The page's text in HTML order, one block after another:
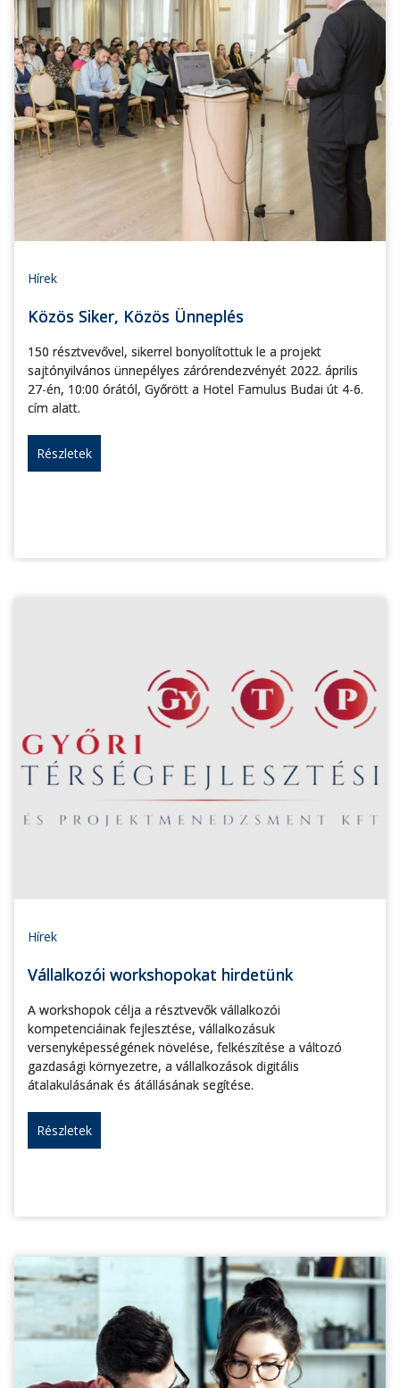
Hírek
Közös Siker, Közös Ünneplés
150 résztvevővel, sikerrel bonyolítottuk le a projekt
sajtónyilvános ünnepélyes zárórendezvényét 2022. április
27-én, 10:00 órától, Győrött a Hotel Famulus Budai út 4-6.
cím alatt.
Részletek
Hírek
Vállalkozói workshopokat hirdetünk
A workshopok célja a résztvevők vállalkozói
kompetenciáinak fejlesztése, vállalkozásuk
versenyképességének növelése, felkészítése a változó
gazdasági környezetre, a vállalkozások digitális
átalakulásának és átállásának segítése.
Részletek